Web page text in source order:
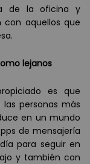
de la oficina y
con aquellos que
lejanos
es que
personas más
en un mundo
de mensajería
ía para seguir en
y también con